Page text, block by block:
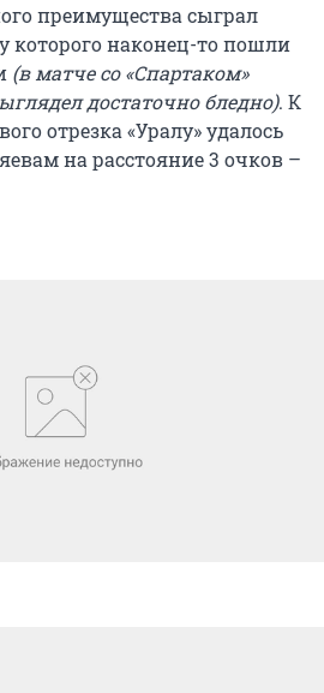
преимущества сыграл
которого наконец-то пошли
(в матче со «Спартаком»
достаточно бледно). К
отрезка «Уралу» удалось
на расстояние 3 очков –